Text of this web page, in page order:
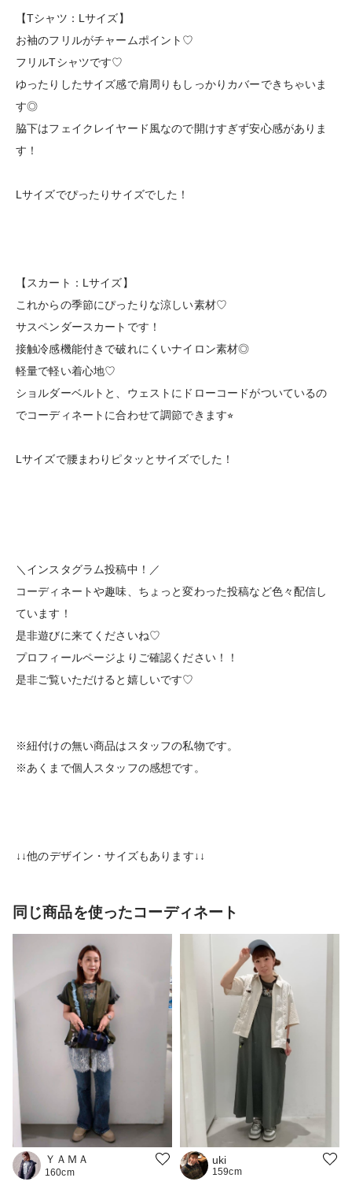
【Tシャツ：Lサイズ】
お袖のフリルがチャームポイント♡
フリルTシャツです♡
ゆったりしたサイズ感で肩周りもしっかりカバーできちゃいま
す◎
脇下はフェイクレイヤード風なので開けすぎず安心感がありま
す！
Lサイズでぴったりサイズでした！
【スカート：Lサイズ】
これからの季節にぴったりな涼しい素材♡
サスペンダースカートです！
接触冷感機能付きで破れにくいナイロン素材◎
軽量で軽い着心地♡
ショルダーベルトと、ウェストにドローコードがついているの
でコーディネートに合わせて調節できます⭐︎
Lサイズで腰まわりピタッとサイズでした！
＼インスタグラム投稿中！／
コーディネートや趣味、ちょっと変わった投稿など色々配信し
ています！
是非遊びに来てくださいね♡
プロフィールページよりご確認ください！！
是非ご覧いただけると嬉しいです♡
※紐付けの無い商品はスタッフの私物です。
※あくまで個人スタッフの感想です。
↓↓他のデザイン・サイズもあります↓↓
同じ商品を使ったコーディネート
ＹＡＭＡ
160cm
uki
159cm